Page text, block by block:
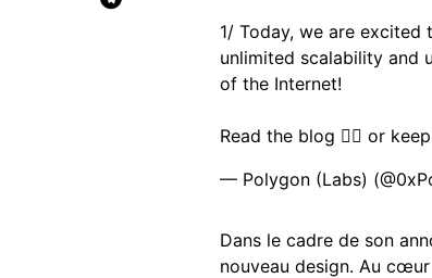
1/ Today, we are
unlimited scalability and
of the Internet!
Read the blog 👇🏽 or
— Polygon (Labs)
Dans le cadre de son
nouveau design. Au